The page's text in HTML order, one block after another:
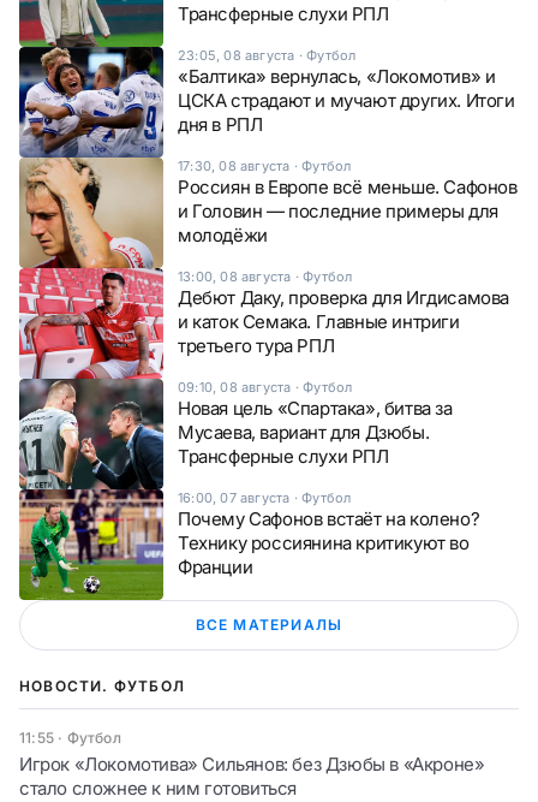
Трансферные слухи РПЛ
23:05, 08 августа ·Футбол
«Балтика» вернулась, «Локомотив» и
ЦСКА страдают и мучают других. Итоги
дня в РПЛ
17:30, 08 августа ·Футбол
Россиян в Европе всё меньше. Сафонов
и Головин — последние примеры для
молодёжи
13:00, 08 августа ·Футбол
Дебют Даку, проверка для Игдисамова
и каток Семака. Главные интриги
третьего тура РПЛ
09:10, 08 августа ·Футбол
Новая цель «Спартака», битва за
Мусаева, вариант для Дзюбы.
Трансферные слухи РПЛ
16:00, 07 августа ·Футбол
Почему Сафонов встаёт на колено?
Технику россиянина критикуют во
Франции
ВСЕ МАТЕРИАЛЫ
НОВОСТИ. ФУТБОЛ
11:55 · Футбол
Игрок «Локомотива» Сильянов: без Дзюбы в «Акроне»
стало сложнее к ним готовиться